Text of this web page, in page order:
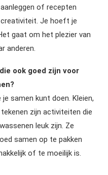
of recepten
Je hoeft je
gaat om het plezier van
anderen.
ook goed zijn voor
samen kunt doen. Kleien,
zijn activiteiten die
leuk zijn. Ze
samen op te pakken
of te moeilijk is.